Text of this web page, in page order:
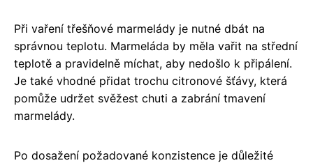
Při vaření třešňové marmelády je nutné dbát na
správnou teplotu. Marmeláda by měla vařit na střední
teplotě a pravidelně míchat, aby nedošlo k připálení.
Je také vhodné přidat trochu citronové šťávy, která
pomůže udržet svěžest chuti a zabrání tmavení
marmelády.
Po dosažení požadované konzistence je důležité